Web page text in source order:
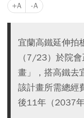
+A -A
宜蘭高鐵延伸拍
（7/23）於院
畫」，搭高鐵去
該計畫所需總經
後11年（2037年